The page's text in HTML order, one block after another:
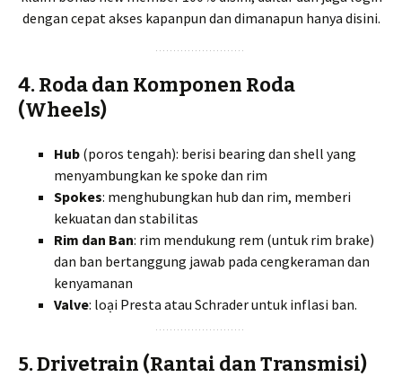
dengan cepat akses kapanpun dan dimanapun hanya disini.
4. Roda dan Komponen Roda
(Wheels)
Hub (poros tengah): berisi bearing dan shell yang
menyambungkan ke spoke dan rim
Spokes: menghubungkan hub dan rim, memberi
kekuatan dan stabilitas
Rim dan Ban: rim mendukung rem (untuk rim brake)
dan ban bertanggung jawab pada cengkeraman dan
kenyamanan
Valve: loại Presta atau Schrader untuk inflasi ban.
5. Drivetrain (Rantai dan Transmisi)